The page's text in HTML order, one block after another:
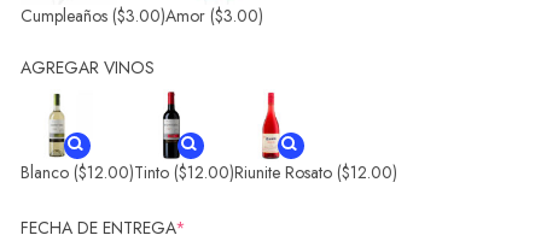
Cumpleaños ($3.00)Amor ($3.00)
AGREGAR VINOS
Blanco ($12.00)Tinto ($12.00)Riunite Rosato ($12.00)
FECHA DE ENTREGA*